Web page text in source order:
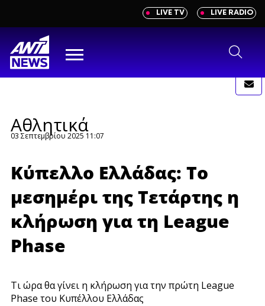
content
LIVE TV LIVE RADIO
Αθλητικά
03 Σεπτεμβρίου 2025 11:07
Κύπελλο Ελλάδας: Το
μεσημέρι της Τετάρτης η
κλήρωση για τη League
Phase
Τι ώρα θα γίνει η κλήρωση για την πρώτη League
Phase του Κυπέλλου Ελλάδας